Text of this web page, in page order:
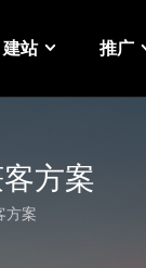
建站 推广
方案
方案